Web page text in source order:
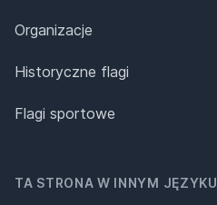
Organizacje
Historyczne flagi
Flagi sportowe
TA STRONA W INNYM JĘZYKU